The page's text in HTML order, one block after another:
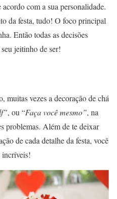
com a sua personalidade.
da festa, tudo! O foco principal
Então todas as decisões
jeitinho de ser!
muitas vezes a decoração de chá
, ou “Faça você mesmo”, na
problemas. Além de te deixar
de cada detalhe da festa, você
incríveis!